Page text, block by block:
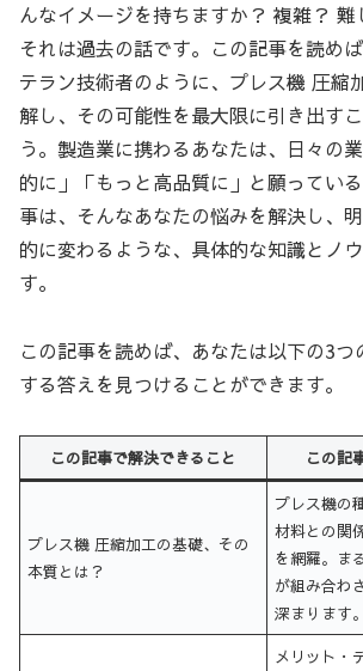
んなイメージを持ちますか？ 複雑？ 難
それは過去の話です。この記事を読め
テラン技術者のように、プレス機 圧縮
解し、その可能性を最大限に引き出す
う。製造業に携わるあなたは、日々の
的に」「もっと高品質に」と願ってい
事は、そんなあなたの悩みを解決し、
的に変わるような、具体的な知識とノ
す。
この記事を読めば、あなたは以下の3つ
する答えを見つけることができます。
この記事で解決できること この記
プレス機 圧縮加工の基礎、その
本質とは？
プレス機の
材料との関
を網羅。ま
が組み合わ
深まります。
メリット・